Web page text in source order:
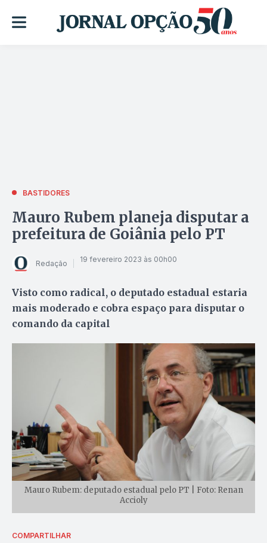
BASTIDORES
Mauro Rubem planeja disputar a
prefeitura de Goiânia pelo PT
Redação 19 fevereiro 2023 às 00h00
Visto como radical, o deputado estadual estaria
mais moderado e cobra espaço para disputar o
comando da capital
Mauro Rubem: deputado estadual pelo PT | Foto: Renan
Accioly
COMPARTILHAR